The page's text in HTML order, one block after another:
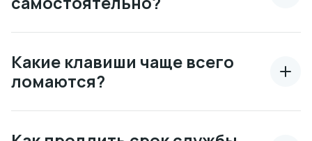
Какие клавиши чаще всего
ломаются?